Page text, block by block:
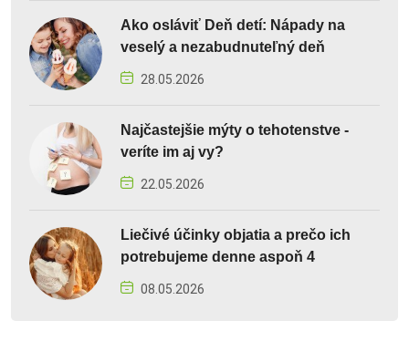
Ako osláviť Deň detí: Nápady na
veselý a nezabudnuteľný deň
28.05.2026
Najčastejšie mýty o tehotenstve -
veríte im aj vy?
22.05.2026
Liečivé účinky objatia a prečo ich
potrebujeme denne aspoň 4
08.05.2026